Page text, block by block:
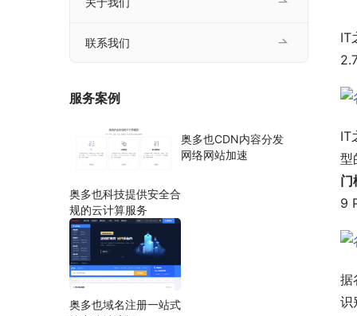
IT
IT
型
门
9
据
识
联系我们
服务案例
奥多也科技提供安全合
规的云计算服务
奥多也CDN内容分发
网络网站加速
奥多也域名注册一站式